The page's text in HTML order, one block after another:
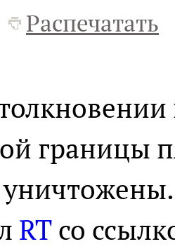
Распечатать
границы
RTсо